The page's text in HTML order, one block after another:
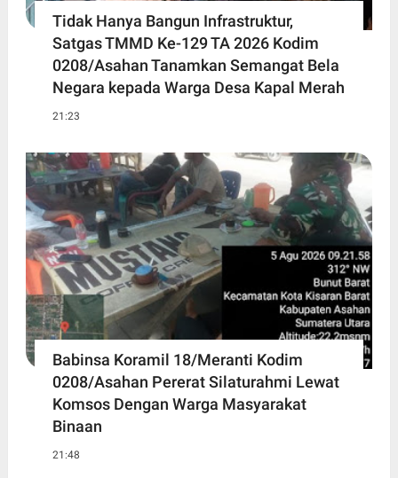
Tidak Hanya Bangun Infrastruktur,
Satgas TMMD Ke-129 TA 2026 Kodim
0208/Asahan Tanamkan Semangat Bela
Negara kepada Warga Desa Kapal Merah
21:23
Babinsa Koramil 18/Meranti Kodim
0208/Asahan Pererat Silaturahmi Lewat
Komsos Dengan Warga Masyarakat
Binaan
21:48